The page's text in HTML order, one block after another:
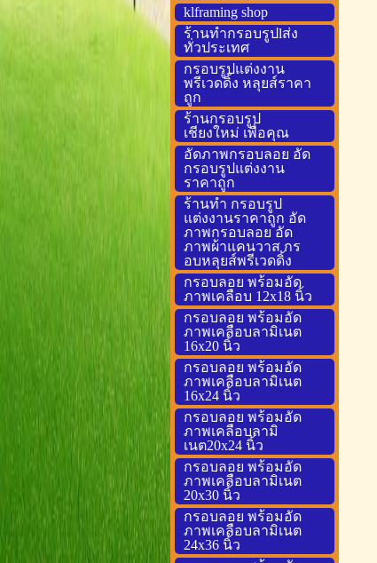
klframing shop
ร้านทำกรอบรูปlส่ง
ทั่วประเทศ
กรอบรูปแต่งงาน
พรีเวดดิ้ง หลุยส์ราคา
ถูก
ร้านกรอบรูป
เชียงใหม่ เพื่อคุณ
อัดภาพกรอบลอย อัด
กรอบรูปแต่งงาน
ราคาถูก
ร้านทำ กรอบรูป
แต่งงานราคาถูก อัด
ภาพกรอบลอย อัด
ภาพผ้าแคนวาส กร
อบหลุยส์พรีเวดดิ้ง
กรอบลอย พร้อมอัด
ภาพเคลือบ 12x18 นิ้ว
กรอบลอย พร้อมอัด
ภาพเคลือบลามิเนต
16x20 นิ้ว
กรอบลอย พร้อมอัด
ภาพเคลือบลามิเนต
16x24 นิ้ว
กรอบลอย พร้อมอัด
ภาพเคลือบลามิ
เนต20x24 นิ้ว
กรอบลอย พร้อมอัด
ภาพเคลือบลามิเนต
20x30 นิ้ว
กรอบลอย พร้อมอัด
ภาพเคลือบลามิเนต
24x36 นิ้ว